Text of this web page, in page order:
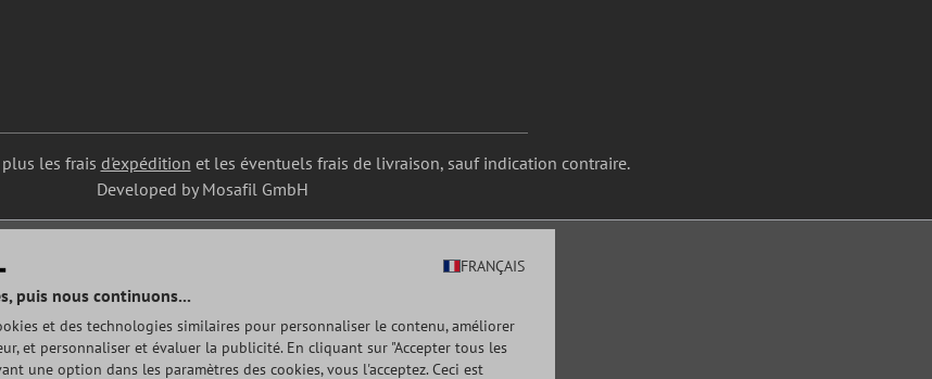
les frais d'expédition et les éventuels frais de livraison, sauf indication contraire.
Developed by Mosafil GmbH
FRANÇAIS
puis nous continuons...
et des technologies similaires pour personnaliser le contenu, améliorer
et personnaliser et évaluer la publicité. En cliquant sur "Accepter tous les
une option dans les paramètres des cookies, vous l'acceptez. Ceci est